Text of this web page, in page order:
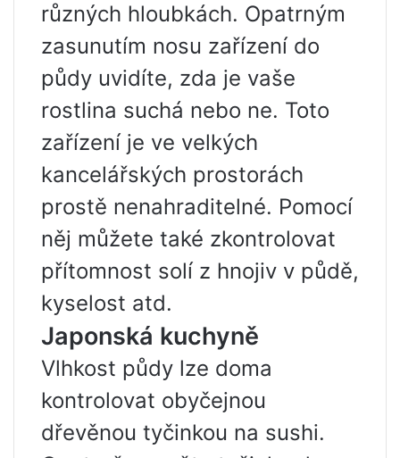
různých hloubkách. Opatrným
zasunutím nosu zařízení do
půdy uvidíte, zda je vaše
rostlina suchá nebo ne. Toto
zařízení je ve velkých
kancelářských prostorách
prostě nenahraditelné. Pomocí
něj můžete také zkontrolovat
přítomnost solí z hnojiv v půdě,
kyselost atd.
Japonská kuchyně
Vlhkost půdy lze doma
kontrolovat obyčejnou
dřevěnou tyčinkou na sushi.